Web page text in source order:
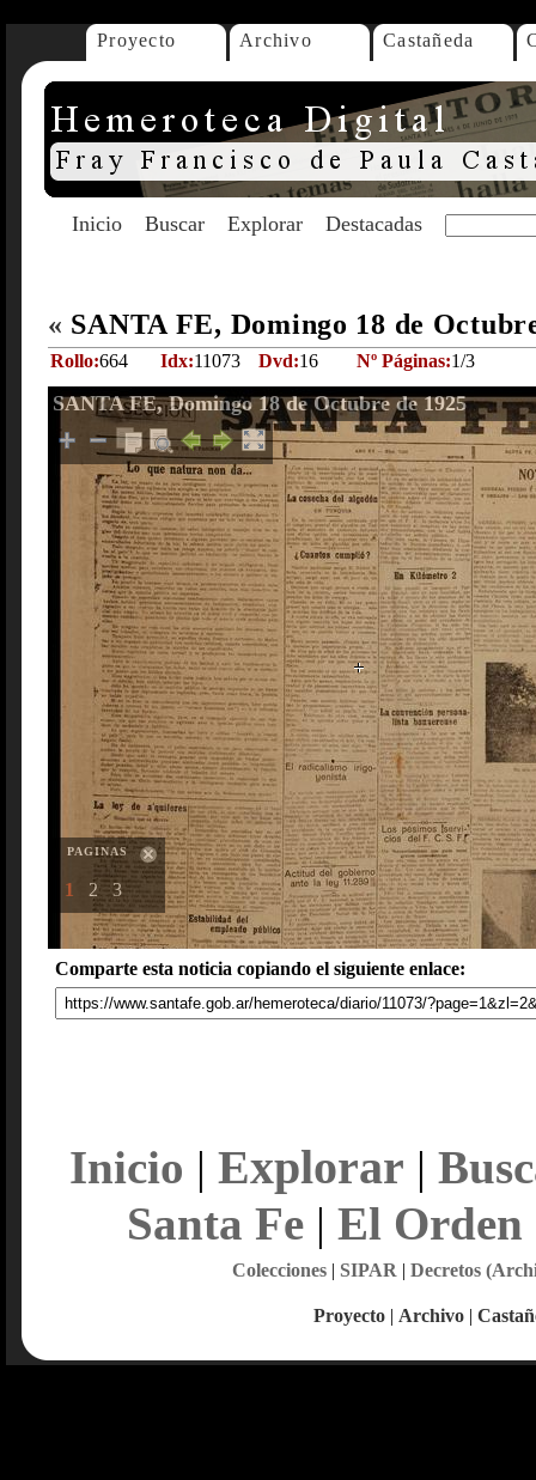
Proyecto Archivo Castañeda
Inicio Buscar Explorar Destacadas
« SANTA FE, Domingo 18 de
Rollo:664 Idx:11073 Dvd:16 Nº Páginas:1/3
SANTA FE, Domingo 18 de Octubre de 1925
PAGINAS
1 2 3
Comparte esta noticia copiando el siguiente enlace:
Inicio | Explorar |
Santa Fe| El Orden
Colecciones| SIPAR | Decretos
Proyecto | Archivo |